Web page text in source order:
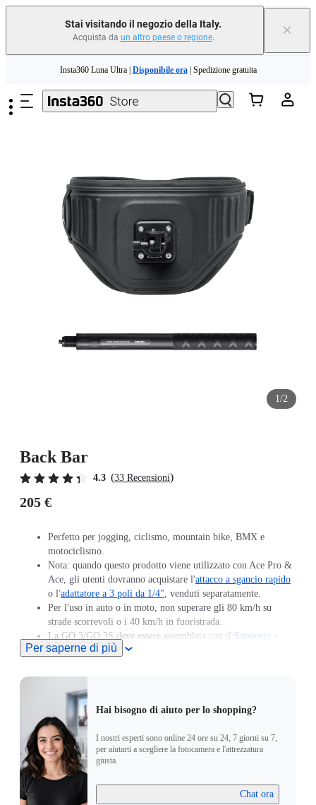
Stai visitando il negozio della Italy.
Acquista da un altro paese o regione. ×
Insta360 Luna Ultra | Disponibile ora| Spedizione gratuita
Permuta il tuo vecchio dispositivo e ottieni denaro per il tuo nuovo acquisto.｜
Scopri di più
Insta360 Luna Ultra |Disponibile ora| Spedizione gratuita
1/2
Back Bar
4.3 (33 Recensioni)
205 €
Perfetto per jogging, ciclismo, mountain bike, BMX e
motociclismo.
Nota: quando questo prodotto viene utilizzato con Ace Pro &
Ace, gli utenti dovranno acquistare l'attacco a sgancio rapido
o l'adattatore a 3 poli da 1/4", venduti separatamente.
Per l'uso in auto o in moto, non superare gli 80 km/h su
strade scorrevoli o i 40 km/h in fuoristrada.
La GO 3/GO 3S deve essere assemblata con il Supporto a
sgancio rapido.
montaggio ad azione.
Per saperne di più
Hai bisogno di aiuto per lo shopping?
I nostri esperti sono online 24 ore su 24, 7 giorni su 7,
per aiutarti a scegliere la fotocamera e l'attrezzatura
giusta.
Chat ora